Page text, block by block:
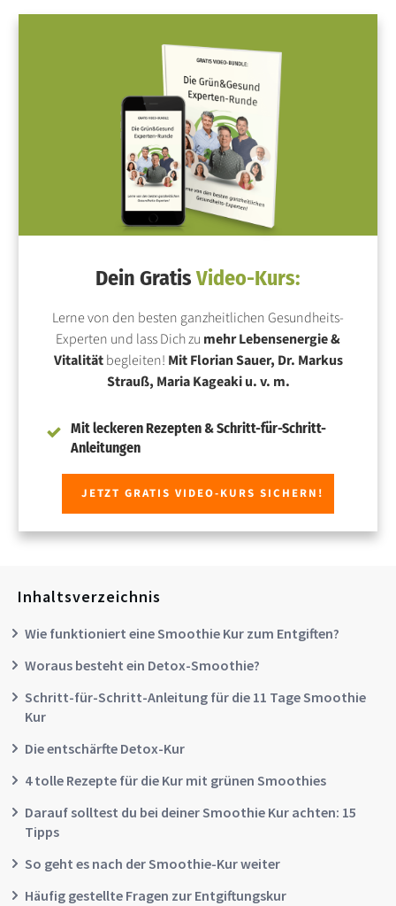
Dein GratisVideo-Kurs:
Lerne von den besten ganzheitlichen Gesundheits-
Experten und lass Dich zu mehr Lebensenergie &
Vitalitätbegleiten! Mit Florian Sauer, Dr. Markus
Strauß, Maria Kageaki u. v. m.
Mit leckeren Rezepten & Schritt-für-Schritt-
Anleitungen
JETZT GRATIS VIDEO-KURS SICHERN!
Inhaltsverzeichnis
Wie funktioniert eine Smoothie Kur zum Entgiften?
Woraus besteht ein Detox-Smoothie?
Schritt-für-Schritt-Anleitung für die 11 Tage Smoothie
Kur
Die entschärfte Detox-Kur
4 tolle Rezepte für die Kur mit grünen Smoothies
Darauf solltest du bei deiner Smoothie Kur achten: 15
Tipps
So geht es nach der Smoothie-Kur weiter
Häufig gestellte Fragen zur Entgiftungskur